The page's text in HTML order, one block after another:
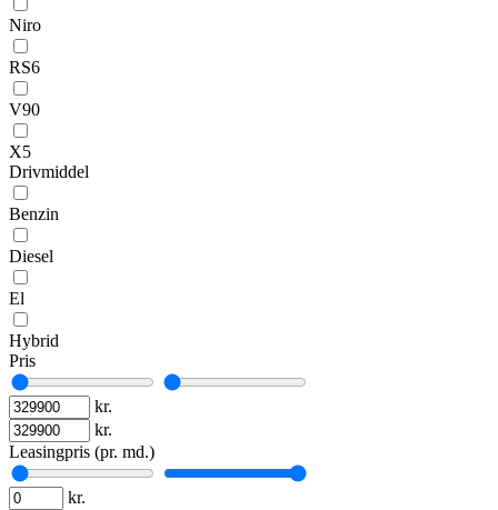
Niro
RS6
V90
X5
Drivmiddel
Benzin
Diesel
El
Hybrid
Pris
kr.
kr.
Leasingpris (pr. md.)
kr.